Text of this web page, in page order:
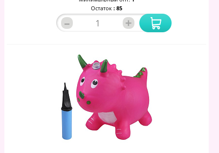
Остаток : 85
– +